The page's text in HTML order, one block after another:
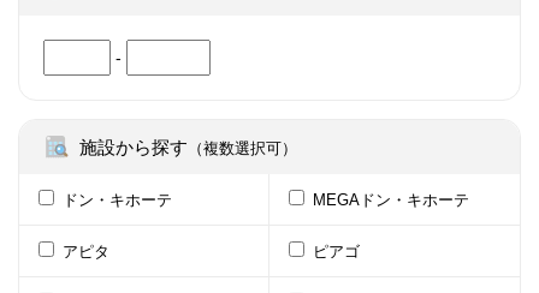
-
施設から探す （複数選択可）
ドン・キホーテ MEGAドン・キホーテ
アピタ ピアゴ